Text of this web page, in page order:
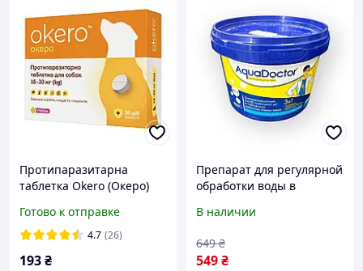
Протипаразитарна
таблетка Okero (Океро)
гельмінтів від 16 до 30 кг
(1 табл.)
Готово к отправке
4.7 (26)
193₴
Препарат для регулярной
обработки воды в
Aquadoctor 1 кг таблетки
В наличии
549₴
649 ₴